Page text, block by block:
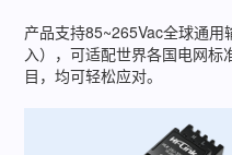
产品支持85~265Vac全球通
入），可适配世界各国电网
目，均可轻松应对。